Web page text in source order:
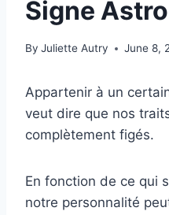
Signe
By Juliette Autry June 8,
Appartenir à un
veut dire que nos
complètement figés.
En fonction de ce qui
notre personnalité